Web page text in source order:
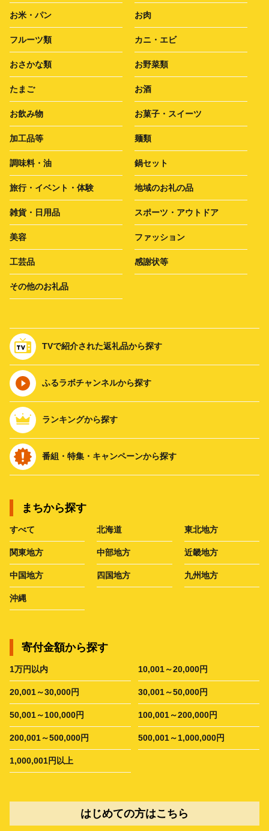
お米・パン お肉
フルーツ類 カニ・エビ
おさかな類 お野菜類
たまご お酒
お飲み物 お菓子・スイーツ
加工品等 麺類
調味料・油 鍋セット
旅行・イベント・体験 地域のお礼の品
雑貨・日用品 スポーツ・アウトドア
美容 ファッション
工芸品 感謝状等
その他のお礼品
TVで紹介された返礼品から探す
ふるラボチャンネルから探す
ランキングから探す
番組・特集・キャンペーンから探す
まちから探す
すべて 北海道 東北地方
関東地方 中部地方 近畿地方
中国地方 四国地方 九州地方
沖縄
寄付金額から探す
1万円以内 10,001～20,000円
20,001～30,000円 30,001～50,000円
50,001～100,000円 100,001～200,000円
200,001～500,000円 500,001～1,000,000円
1,000,001円以上
はじめての方はこちら